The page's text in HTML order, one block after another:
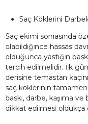
Saç Köklerini
Saç ekimi sonrasında
olabildiğince hassas
olduğunca yastığın
tercih edilmelidir. İlk
derisine temastan
saç köklerinin
baskı, darbe, kaşıma
dikkat edilmesi oldukça